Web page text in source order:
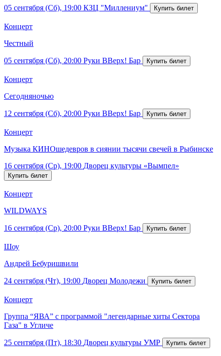
05 сентября (Сб), 19:00 КЗЦ "Миллениум"
Концерт
Честный
05 сентября (Сб), 20:00 Руки ВВерх! Бар
Концерт
Сегодняночью
12 сентября (Сб), 20:00 Руки ВВерх! Бар
Концерт
Музыка КИНОшедевров в сиянии тысячи свечей в Рыбинске
16 сентября (Ср), 19:00 Дворец культуры «Вымпел»
Концерт
WILDWAYS
16 сентября (Ср), 20:00 Руки ВВерх! Бар
Шоу
Андрей Бебуришвили
24 сентября (Чт), 19:00 Дворец Молодежи
Концерт
Группа “ЯВА” с программой "легендарные хиты Сектора
Газа" в Угличе
25 сентября (Пт), 18:30 Дворец культуры УМР